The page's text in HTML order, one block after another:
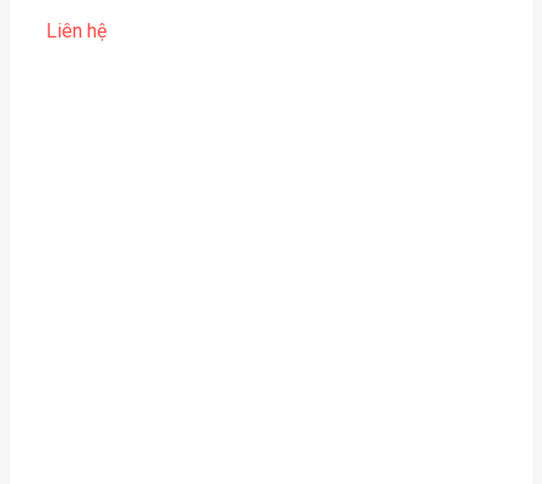
Liên hệ